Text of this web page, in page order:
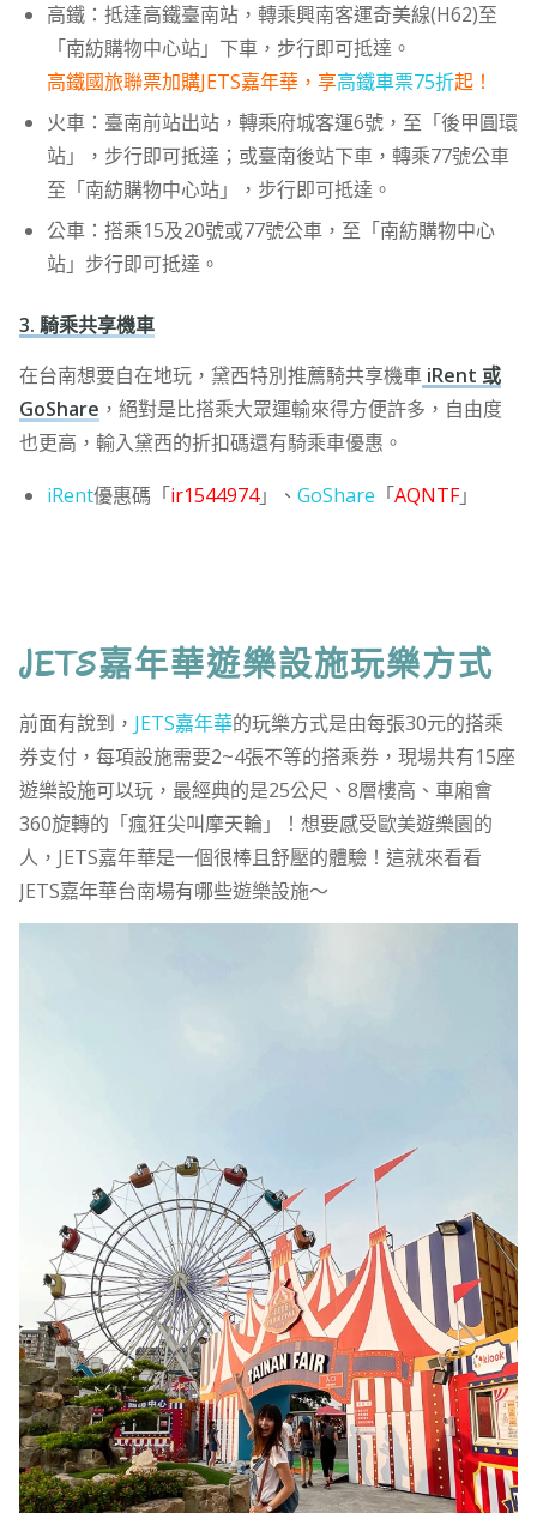
高鐵：抵達高鐵臺南站，轉乘興南客運奇美線(H62)至
「南紡購物中心站」下車，步行即可抵達。
高鐵國旅聯票加購JETS嘉年華，享高鐵車票75折起！
火車：臺南前站出站，轉乘府城客運6號，至「後甲圓環
站」，步行即可抵達；或臺南後站下車，轉乘77號公車
至「南紡購物中心站」，步行即可抵達。
公車：搭乘15及20號或77號公車，至「南紡購物中心
站」步行即可抵達。
3. 騎乘共享機車
在台南想要自在地玩，黛西特別推薦騎共享機車iRent 或
GoShare ，絕對是比搭乘大眾運輸來得方便許多，自由度
也更高，輸入黛西的折扣碼還有騎乘車優惠。
iRent優惠碼「ir1544974」、 GoShare 「AQNTF」
JETS嘉年華遊樂設施玩樂方式
前面有說到， JETS嘉年華的玩樂方式是由每張30元的搭乘
券支付，每項設施需要2~4張不等的搭乘券，現場共有15座
遊樂設施可以玩，最經典的是25公尺、8層樓高、車廂會
360旋轉的「瘋狂尖叫摩天輪」！想要感受歐美遊樂園的
人，JETS嘉年華是一個很棒且舒壓的體驗！這就來看看
JETS嘉年華台南場有哪些遊樂設施～